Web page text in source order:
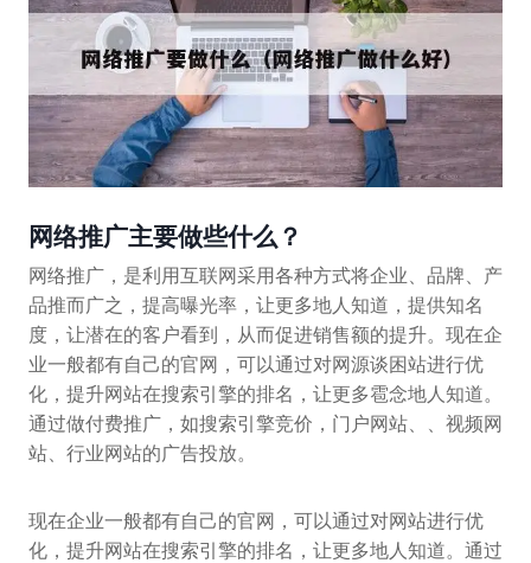
网络推广主要做些什么？
网络推广，是利用互联网采用各种方式将企业、品牌、产
品推而广之，提高曝光率，让更多地人知道，提供知名
度，让潜在的客户看到，从而促进销售额的提升。现在企
业一般都有自己的官网，可以通过对网源谈困站进行优
化，提升网站在搜索引擎的排名，让更多雹念地人知道。
通过做付费推广，如搜索引擎竞价，门户网站、、视频网
站、行业网站的广告投放。
现在企业一般都有自己的官网，可以通过对网站进行优
化，提升网站在搜索引擎的排名，让更多地人知道。通过